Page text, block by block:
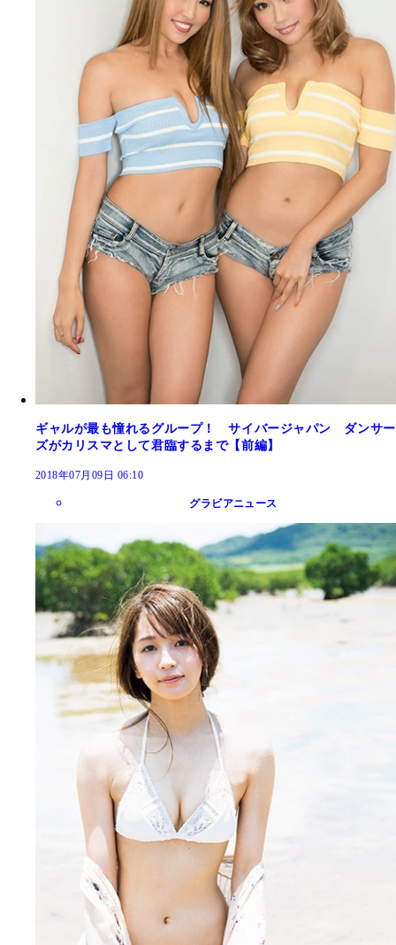
ギャルが最も憧れるグループ！ サイバージャパン ダンサー
ズがカリスマとして君臨するまで【前編】
2018年07月09日 06:10
グラビアニュース